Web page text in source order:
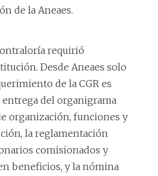
de la Aneaes.
requirió
Desde Aneaes solo
de la CGR es
del organigrama
organización, funciones y
la reglamentación
comisionados y
beneficios, y la nómina